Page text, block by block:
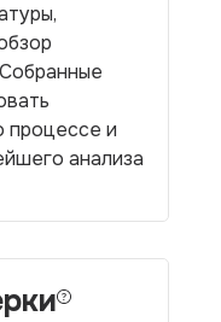
процессе и
анализа